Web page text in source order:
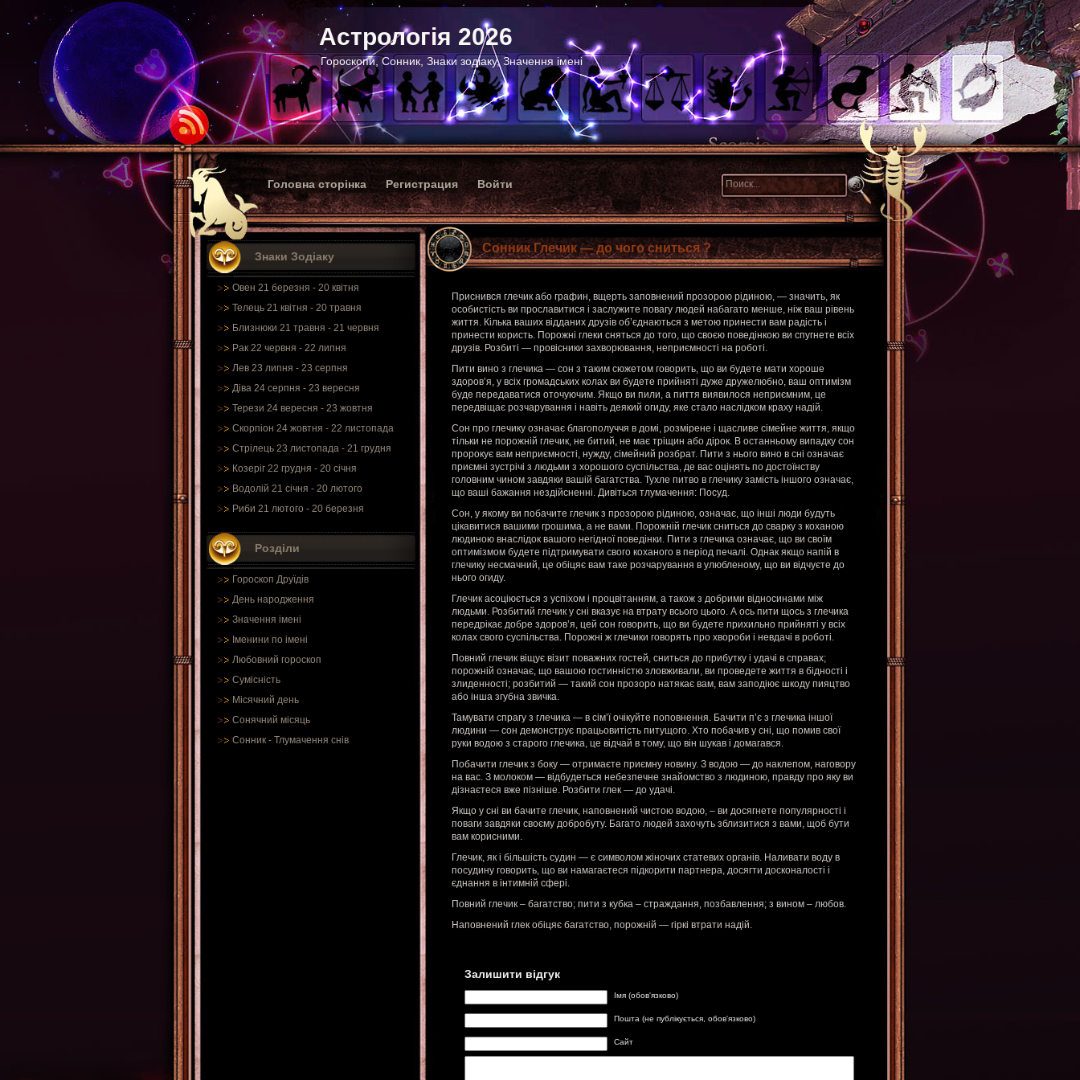
Астрологія 2026
Гороскопи, Сонник, Знаки зодіаку, Значення імені
Головна сторінка Регистрация Войти
Знаки Зодіаку
Овен 21 березня - 20 квітня
Телець 21 квітня - 20 травня
Близнюки 21 травня - 21 червня
Рак 22 червня - 22 липня
Лев 23 липня - 23 серпня
Діва 24 серпня - 23 вересня
Терези 24 вересня - 23 жовтня
Скорпіон 24 жовтня - 22 листопада
Стрілець 23 листопада - 21 грудня
Козеріг 22 грудня - 20 січня
Водолій 21 січня - 20 лютого
Риби 21 лютого - 20 березня
Розділи
Гороскоп Друїдів
День народження
Значення імені
Іменини по імені
Любовний гороскоп
Сумісність
Місячний день
Сонячний місяць
Сонник - Тлумачення снів
Сонник Глечик — до чого сниться ?
Приснився глечик або графин, вщерть заповнений прозорою рідиною, — значить, як
особистість ви прославитися і заслужите повагу людей набагато менше, ніж ваш рівень
життя. Кілька ваших відданих друзів об’єднаються з метою принести вам радість і
принести користь. Порожні глеки сняться до того, що своєю поведінкою ви спугнете всіх
друзів. Розбиті — провісники захворювання, неприємності на роботі.
Пити вино з глечика — сон з таким сюжетом говорить, що ви будете мати хороше
здоров’я, у всіх громадських колах ви будете прийняті дуже дружелюбно, ваш оптимізм
буде передаватися оточуючим. Якщо ви пили, а пиття виявилося неприємним, це
передвіщає розчарування і навіть деякий огиду, яке стало наслідком краху надій.
Сон про глечику означає благополуччя в домі, розмірене і щасливе сімейне життя, якщо
тільки не порожній глечик, не битий, не має тріщин або дірок. В останньому випадку сон
пророкує вам неприємності, нужду, сімейний розбрат. Пити з нього вино в сні означає
приємні зустрічі з людьми з хорошого суспільства, де вас оцінять по достоїнству
головним чином завдяки вашій багатства. Тухле питво в глечику замість іншого означає,
що ваші бажання нездійсненні. Дивіться тлумачення: Посуд.
Сон, у якому ви побачите глечик з прозорою рідиною, означає, що інші люди будуть
цікавитися вашими грошима, а не вами. Порожній глечик сниться до сварку з коханою
людиною внаслідок вашого негідної поведінки. Пити з глечика означає, що ви своїм
оптимізмом будете підтримувати свого коханого в період печалі. Однак якщо напій в
глечику несмачний, це обіцяє вам таке розчарування в улюбленому, що ви відчуєте до
нього огиду.
Глечик асоціюється з успіхом і процвітанням, а також з добрими відносинами між
людьми. Розбитий глечик у сні вказує на втрату всього цього. А ось пити щось з глечика
передрікає добре здоров’я, цей сон говорить, що ви будете прихильно прийняті у всіх
колах свого суспільства. Порожні ж глечики говорять про хвороби і невдачі в роботі.
Повний глечик віщує візит поважних гостей, сниться до прибутку і удачі в справах;
порожній означає, що вашою гостинністю зловживали, ви проведете життя в бідності і
злиденності; розбитий — такий сон прозоро натякає вам, вам заподіює шкоду пияцтво
або інша згубна звичка.
Тамувати спрагу з глечика — в сім’ї очікуйте поповнення. Бачити п’є з глечика іншої
людини — сон демонструє працьовитість питущого. Хто побачив у сні, що помив свої
руки водою з старого глечика, це відчай в тому, що він шукав і домагався.
Побачити глечик з боку — отримаєте приємну новину. З водою — до наклепом, наговору
на вас. З молоком — відбудеться небезпечне знайомство з людиною, правду про яку ви
дізнаєтеся вже пізніше. Розбити глек — до удачі.
Якщо у сні ви бачите глечик, наповнений чистою водою, – ви досягнете популярності і
поваги завдяки своєму добробуту. Багато людей захочуть зблизитися з вами, щоб бути
вам корисними.
Глечик, як і більшість судин — є символом жіночих статевих органів. Наливати воду в
посудину говорить, що ви намагаєтеся підкорити партнера, досягти досконалості і
єднання в інтимній сфері.
Повний глечик – багатство; пити з кубка – страждання, позбавлення; з вином – любов.
Наповнений глек обіцяє багатство, порожній — гіркі втрати надій.
Залишити відгук
Імя (обов'язково)
Пошта (не публікується, обов'язково)
Сайт